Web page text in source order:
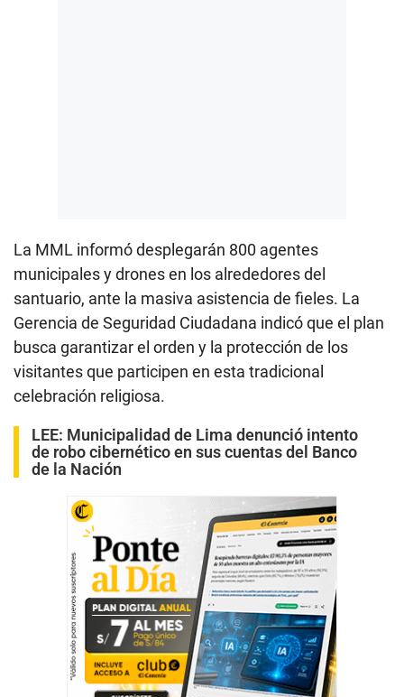
La MML informó desplegarán 800 agentes
municipales y drones en los alrededores del
santuario, ante la masiva asistencia de fieles. La
Gerencia de Seguridad Ciudadana indicó que el plan
busca garantizar el orden y la protección de los
visitantes que participen en esta tradicional
celebración religiosa.
LEE: Municipalidad de Lima denunció intento
de robo cibernético en sus cuentas del Banco
de la Nación